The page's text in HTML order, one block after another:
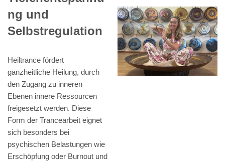
ng und
Selbstregulation
Heiltrance fördert
ganzheitliche Heilung, durch
den Zugang zu inneren
Ebenen innere Ressourcen
freigesetzt werden. Diese
Form der Trancearbeit eignet
sich besonders bei
psychischen Belastungen wie
Erschöpfung oder Burnout und